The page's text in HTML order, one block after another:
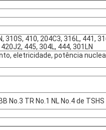
310S, 410, 204C3, 316L, 441,
445, 304L, 444, 301LN
eletricidade, potência
No.3 TR No.1 NL No.4 de